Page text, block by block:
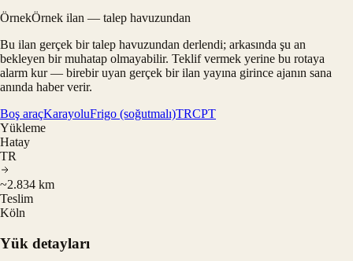
ÖrnekÖrnek ilan — talep havuzundan
Bu ilan gerçek bir talep havuzundan derlendi; arkasında şu an
bekleyen bir muhatap olmayabilir. Teklif vermek yerine bu rotaya
alarm kur — birebir uyan gerçek bir ilan yayına girince ajanın sana
anında haber verir.
Boş araçKarayoluFrigo (soğutmalı)TRCPT
Yükleme
Hatay
TR
~2.834 km
Teslim
Köln
Yük detayları